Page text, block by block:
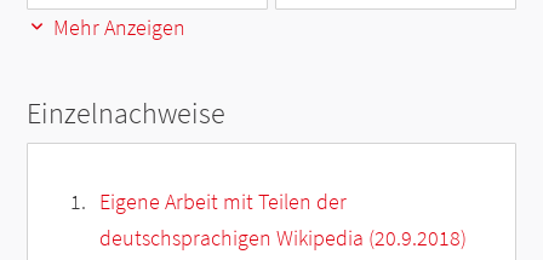
Mehr Anzeigen
Einzelnachweise
Eigene Arbeit mit Teilen der
deutschsprachigen Wikipedia (20.9.2018)